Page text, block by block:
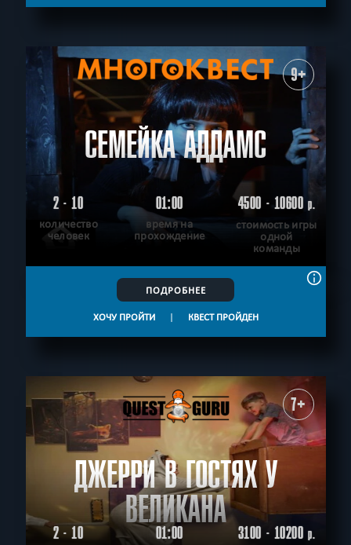
СБРОСИТЬ ФИЛЬТР ВСЕ КВЕСТЫ
9+
СЕМЕЙКА АДДАМС
2 - 10
количество
человек
01:00
время на
прохождение
4500 - 10600р.
стоимость игры
одной
команды
ПОДРОБНЕЕ
ХОЧУ ПРОЙТИ | КВЕСТ ПРОЙДЕН
7+
ДЖЕРРИ В ГОСТЯХ У
ВЕЛИКАНА
2 - 10 01:00 3100 - 10200р.